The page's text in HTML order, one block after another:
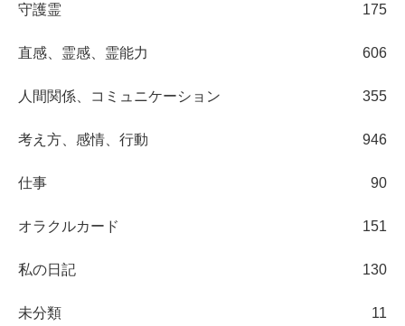
守護霊 175
直感、霊感、霊能力 606
人間関係、コミュニケーション 355
考え方、感情、行動 946
仕事 90
オラクルカード 151
私の日記 130
未分類 11